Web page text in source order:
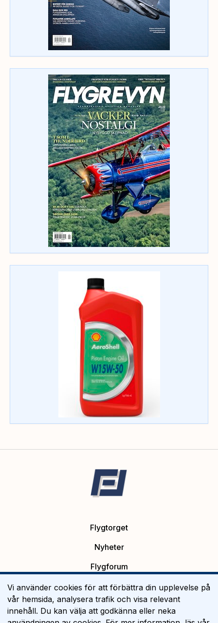
Flygtorget
Nyheter
Flygforum
Platsannonser
Flygutbildning
Vi använder cookies för att förbättra din upplevelse på
vår hemsida, analysera trafik och visa relevant
innehåll. Du kan välja att godkänna eller neka